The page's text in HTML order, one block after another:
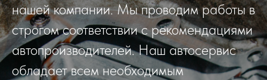
нашей компании. Мы проводим работы в
строгом соответствии с рекомендациями
автопроизводителей. Наш автосервис
обладает всем необходимым